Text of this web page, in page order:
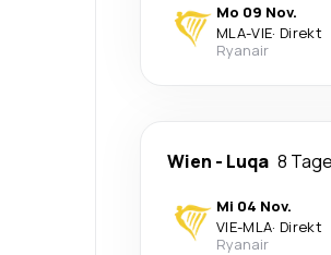
Mo 09 Nov.
MLA-VIE· Direkt
Ryanair
Wien - Luqa 8 Tage
Mi 04 Nov.
VIE-MLA· Direkt
Ryanair